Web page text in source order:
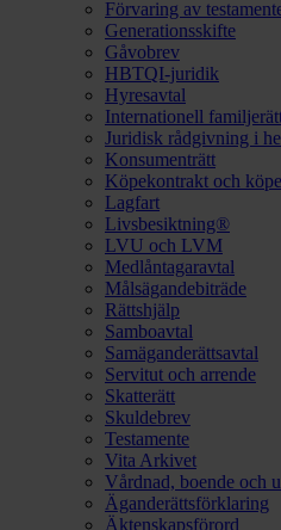
Förvaring av
Generationsskifte
Gåvobrev
HBTQI-juridik
Hyresavtal
Internationell
Juridisk rådgivning i
Konsumenträtt
Köpekontrakt och
Lagfart
Livsbesiktning®
LVU och LVM
Medlåntagaravtal
Målsägandebiträde
Rättshjälp
Samboavtal
Samäganderättsavtal
Servitut och arrende
Skatterätt
Skuldebrev
Testamente
Vita Arkivet
Vårdnad, boende och
Äganderättsförklaring
Äktenskapsförord